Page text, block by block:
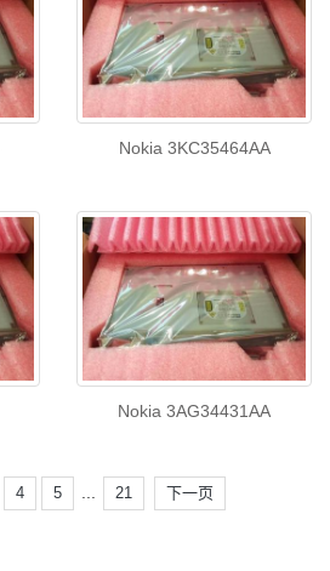
Nokia 3KC35464AA
Nokia 3AG34431AA
4 5 ... 21 下一页